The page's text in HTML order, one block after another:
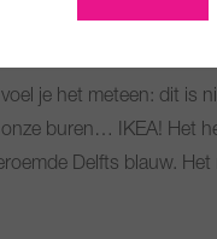
je het meteen: dit is
buren… IKEA! Het
Delfts blauw.